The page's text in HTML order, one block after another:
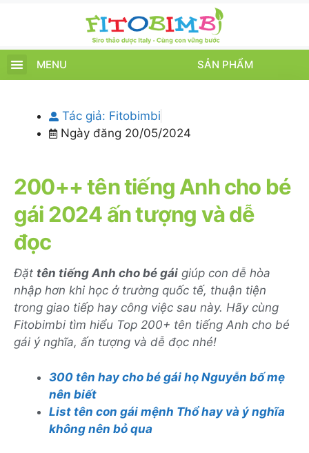
MENU SẢN PHẨM
Tác giả: Fitobimbi
Ngày đăng 20/05/2024
200++ tên tiếng Anh cho bé
gái 2024 ấn tượng và dễ
đọc
Đặt tên tiếng Anh cho bé gái giúp con dễ hòa
nhập hơn khi học ở trường quốc tế, thuận tiện
trong giao tiếp hay công việc sau này. Hãy cùng
Fitobimbi tìm hiểu Top 200+ tên tiếng Anh cho bé
gái ý nghĩa, ấn tượng và dễ đọc nhé!
300 tên hay cho bé gái họ Nguyễn bố mẹ
nên biết
List tên con gái mệnh Thổ hay và ý nghĩa
không nên bỏ qua